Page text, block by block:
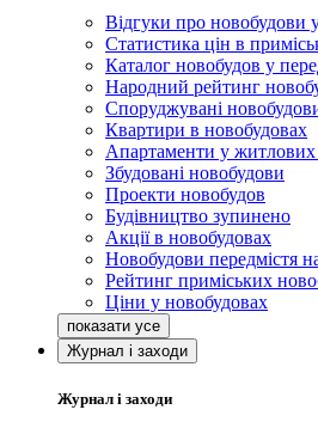
Відгуки про новобудови у
Статистика цін в
Каталог новобудов у
Народний рейтинг
Споруджувані
Квартири в новобудовах
Апартаменти у житлових
Збудовані новобудови
Проекти новобудов
Будівництво зупинено
Акції в новобудовах
Новобудови передмістя
Рейтинг приміських
Ціни у новобудовах
Журнал і заходи
Журнал і заходи